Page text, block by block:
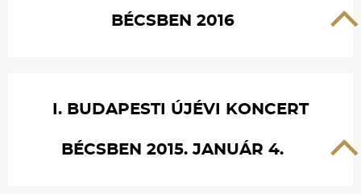
BÉCSBEN 2016
I. BUDAPESTI ÚJÉVI KONCERT
BÉCSBEN 2015. JANUÁR 4.